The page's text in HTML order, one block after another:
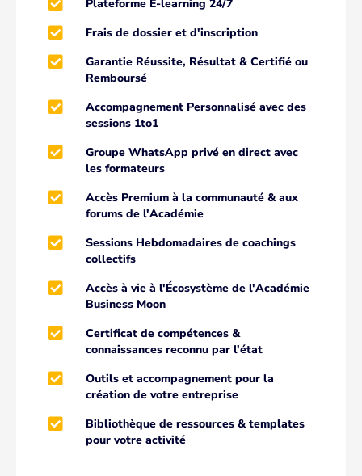
Plateforme E-learning 24/7
Frais de dossier et d'inscription
Garantie Réussite, Résultat & Certifié ou
Remboursé
Accompagnement Personnalisé avec des
sessions 1to1
Groupe WhatsApp privé en direct avec
les formateurs
Accès Premium à la communauté & aux
forums de l'Académie
Sessions Hebdomadaires de coachings
collectifs
Accès à vie à l'Écosystème de l'Académie
Business Moon
Certificat de compétences &
connaissances reconnu par l'état
Outils et accompagnement pour la
création de votre entreprise
Bibliothèque de ressources & templates
pour votre activité